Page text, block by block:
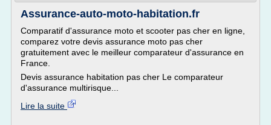
Assurance-auto-moto-habitation.fr
Comparatif d'assurance moto et scooter pas cher en ligne,
comparez votre devis assurance moto pas cher
gratuitement avec le meilleur comparateur d'assurance en
France.
Devis assurance habitation pas cher Le comparateur
d'assurance multirisque...
Lire la suite